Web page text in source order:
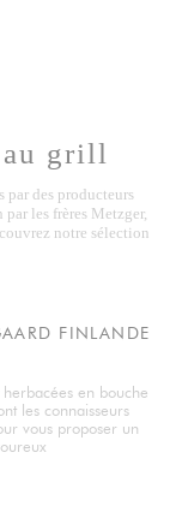
au grill
par des producteurs
les frères Metzger,
notre sélection
FINLANDE
herbacées en bouche
les connaisseurs
vous proposer un